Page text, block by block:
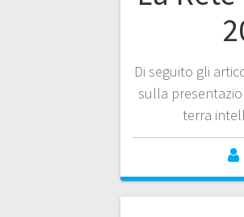
Di seguito gli
sulla
terra